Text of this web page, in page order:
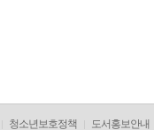
청소년보호정책 도서홍보안내